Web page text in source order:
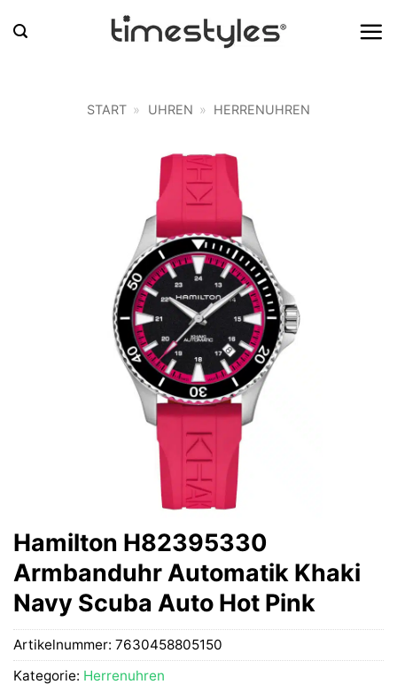
Inhalt
START » UHREN » HERRENUHREN
Hamilton H82395330
Armbanduhr Automatik Khaki
Navy Scuba Auto Hot Pink
Artikelnummer: 7630458805150
Kategorie: Herrenuhren